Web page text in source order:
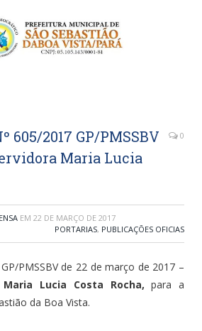
605/2017 GP/PMSSBV
Maria Lucia
0
EM 22 DE MARÇO DE 2017
PORTARIAS, PUBLICAÇÕES OFICIAS
PMSSBV de 22 de março de 2017 –
Maria Lucia Costa Rocha, para a
da Boa Vista.